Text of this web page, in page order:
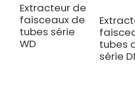
Extracteur de
faisceaux de
tubes série
WD
tubes
série